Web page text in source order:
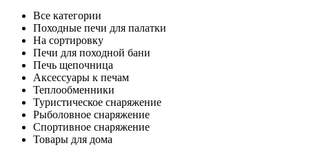
Все категории
Походные печи для палатки
На сортировку
Печи для походной бани
Печь щепочница
Аксессуары к печам
Теплообменники
Туристическое снаряжение
Рыболовное снаряжение
Спортивное снаряжение
Товары для дома